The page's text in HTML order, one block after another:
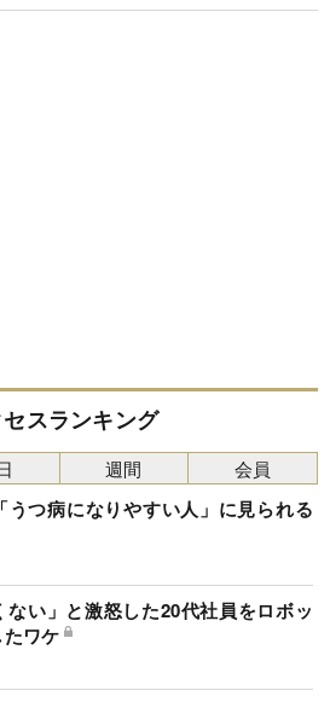
スランキング
うつ病になりやすい人」に見られる
い」と激怒した20代社員をロボッ
ワケ
週間 会員